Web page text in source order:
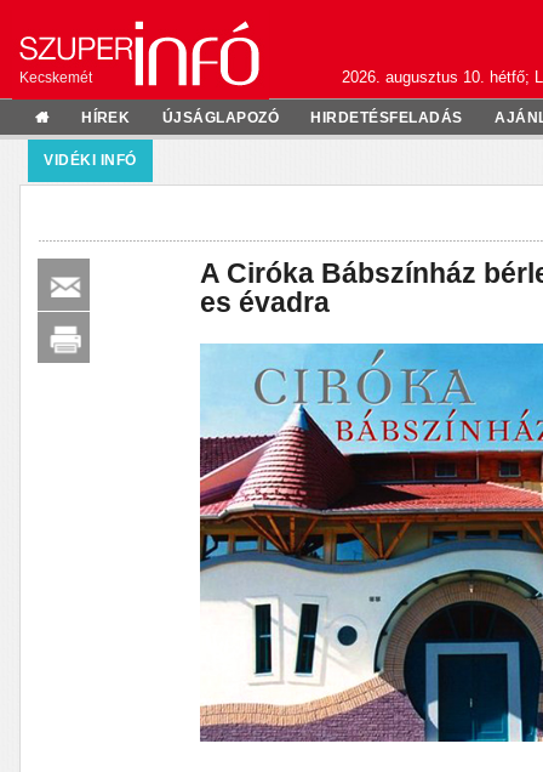
Kecskemét 2026. augusztus 10. hétfő;
HÍREK ÚJSÁGLAPOZÓ HIRDETÉSFELADÁS
VIDÉKI INFÓ
A Ciróka Bábszínház
es évadra